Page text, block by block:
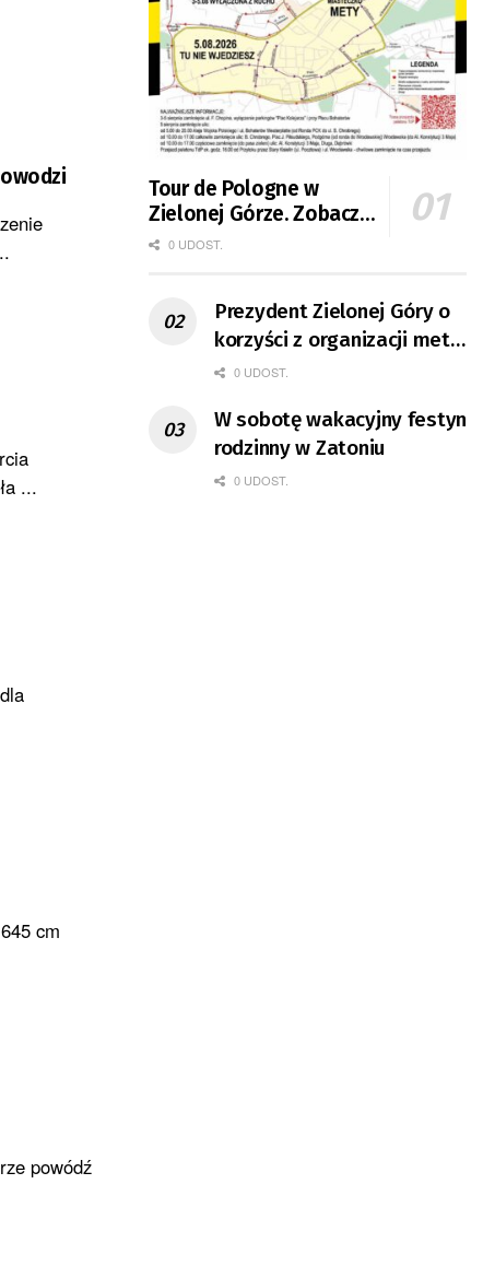
...
cm
powódź
Tour de Pologne w
Zielonej Górze. Zobacz
zmiany w organizacji
0 UDOST.
Prezydent Zielonej Góry o
korzyści z organizacji mety
Tour de Pologne
0 UDOST.
W sobotę wakacyjny festyn
rodzinny w Zatoniu
0 UDOST.